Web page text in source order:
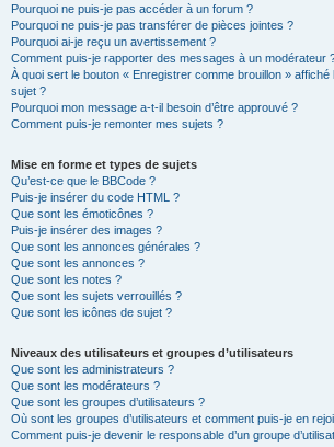
Pourquoi ne puis-je pas accéder à un forum ?
Pourquoi ne puis-je pas transférer de pièces jointes ?
Pourquoi ai-je reçu un avertissement ?
Comment puis-je rapporter des messages à un modérateur
À quoi sert le bouton « Enregistrer comme brouillon » affiché
sujet ?
Pourquoi mon message a-t-il besoin d’être approuvé ?
Comment puis-je remonter mes sujets ?
Mise en forme et types de sujets
Qu’est-ce que le BBCode ?
Puis-je insérer du code HTML ?
Que sont les émoticônes ?
Puis-je insérer des images ?
Que sont les annonces générales ?
Que sont les annonces ?
Que sont les notes ?
Que sont les sujets verrouillés ?
Que sont les icônes de sujet ?
Niveaux des utilisateurs et groupes d’utilisateurs
Que sont les administrateurs ?
Que sont les modérateurs ?
Que sont les groupes d’utilisateurs ?
Où sont les groupes d’utilisateurs et comment puis-je en
Comment puis-je devenir le responsable d’un groupe